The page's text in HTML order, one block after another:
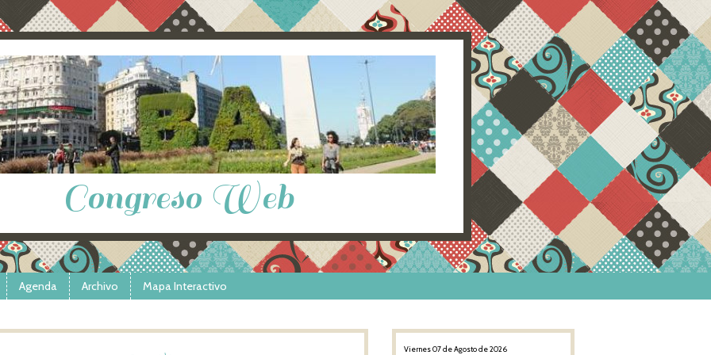
Congreso Web
Agenda Archivo Mapa Interactivo
Viernes 07 de Agosto de 2026